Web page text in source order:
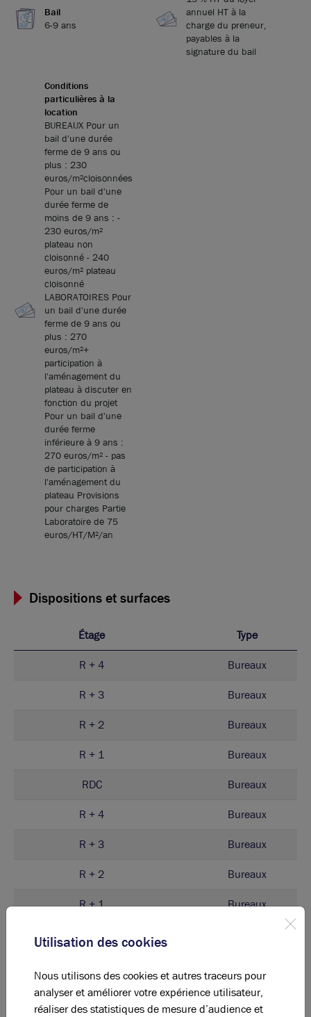
Bail
6-9 ans
annuel HT à la
charge du preneur,
payables à la
signature du bail
Conditions
particulières à la
location
BUREAUX Pour un
bail d'une durée
ferme de 9 ans ou
plus : 230
euros/m²cloisonnées
Pour un bail d'une
durée ferme de
moins de 9 ans : -
230 euros/m²
plateau non
cloisonné - 240
euros/m² plateau
cloisonné
LABORATOIRES Pour
un bail d'une durée
ferme de 9 ans ou
plus : 270
euros/m²+
participation à
l'aménagement du
plateau à discuter en
fonction du projet
Pour un bail d'une
durée ferme
inférieure à 9 ans :
270 euros/m² - pas
de participation à
l'aménagement du
plateau Provisions
pour charges Partie
Laboratoire de 75
euros/HT/M²/an
Dispositions et surfaces
Étage Type
R + 4 Bureaux
R + 3 Bureaux
R + 2 Bureaux
R + 1 Bureaux
RDC Bureaux
R + 4 Bureaux
R + 3 Bureaux
R + 2 Bureaux
R + 1 Bureaux
Total
Utilisation des cookies
Nous utilisons des cookies et autres traceurs pour
analyser et améliorer votre expérience utilisateur,
réaliser des statistiques de mesure d’audience et